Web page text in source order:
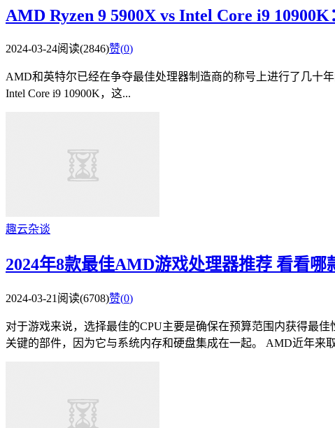
AMD Ryzen 9 5900X vs Intel Core i9 10900K
2024-03-24阅读(2846)赞(0)
AMD和英特尔已经在争夺最佳处理器制造商的称号上进行了几十
Intel Core i9 10900K，这...
趣云杂谈
2024年8款最佳AMD游戏处理器推荐 看看哪
2024-03-21 阅读(6708)赞(0)
对于游戏来说，选择最佳的CPU主要是确保在预算范围内获得最
关键的部件，因为它与系统内存和硬盘集成在一起。 AMD近年来